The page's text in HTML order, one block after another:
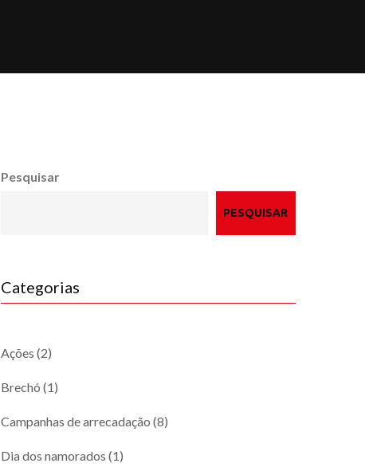
Pesquisar
PESQUISAR
Categorias
Ações (2)
Brechó (1)
Campanhas de arrecadação (8)
Dia dos namorados (1)